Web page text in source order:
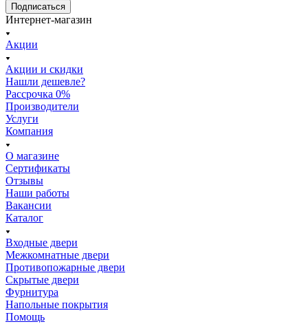
Подписаться
Интернет-магазин
Акции
Акции и скидки
Нашли дешевле?
Рассрочка 0%
Производители
Услуги
Компания
О магазине
Сертификаты
Отзывы
Наши работы
Вакансии
Каталог
Входные двери
Межкомнатные двери
Противопожарные двери
Скрытые двери
Фурнитура
Напольные покрытия
Помощь